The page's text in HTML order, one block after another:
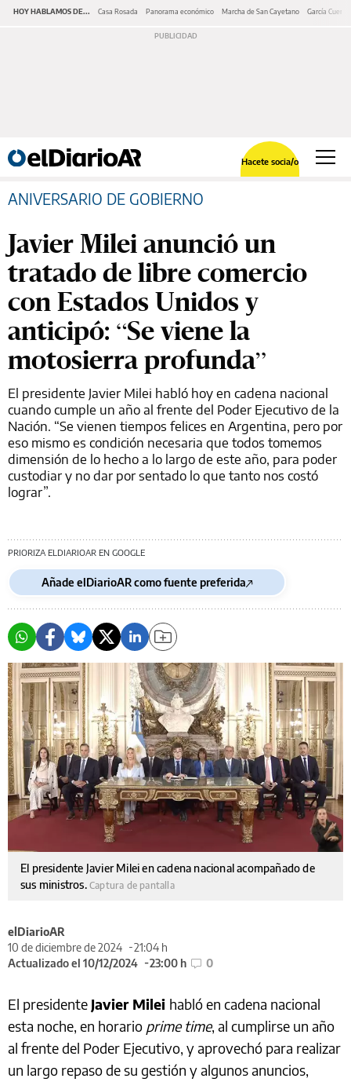
HOY HABLAMOS DE... Casa Rosada Panorama económico Marcha de San Cayetano García Cuerva
Hacete socia/o
ANIVERSARIO DE GOBIERNO
Javier Milei anunció un
tratado de libre comercio
con Estados Unidos y
anticipó: “Se viene la
motosierra profunda”
El presidente Javier Milei habló hoy en cadena nacional
cuando cumple un año al frente del Poder Ejecutivo de la
Nación. “Se vienen tiempos felices en Argentina, pero por
eso mismo es condición necesaria que todos tomemos
dimensión de lo hecho a lo largo de este año, para poder
custodiar y no dar por sentado lo que tanto nos costó
lograr”.
PRIORIZA ELDIARIOAR EN GOOGLE
Añade elDiarioAR como fuente preferida
El presidente Javier Milei en cadena nacional acompañado de
sus ministros. Captura de pantalla
elDiarioAR
10 de diciembre de 2024
21:04 h
Actualizado el 10/12/2024
23:00 h 0
El presidente Javier Milei habló en cadena nacional
esta noche, en horario prime time, al cumplirse un año
al frente del Poder Ejecutivo, y aprovechó para realizar
un largo repaso de su gestión y algunos anuncios,